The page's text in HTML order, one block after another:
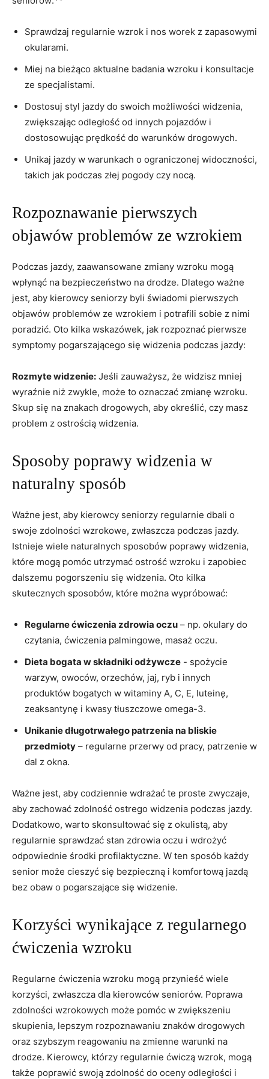
Sprawdzaj regularnie wzrok⁤ i nos worek z zapasowymi
okularami.
Miej na bieżąco aktualne badania wzroku i konsultacje ​
ze specjalistami.
Dostosuj styl‍ jazdy do swoich ⁢możliwości widzenia,
zwiększając odległość od ⁣innych pojazdów i
dostosowując prędkość do warunków drogowych.
Unikaj jazdy​ w warunkach o ograniczonej​ widoczności,
takich jak‌ podczas złej pogody czy nocą.
Rozpoznawanie pierwszych​
objawów problemów ze‌ wzrokiem
Podczas jazdy, zaawansowane zmiany ⁣wzroku mogą
‌wpłynąć na bezpieczeństwo na drodze. Dlatego‌ ważne
jest, aby kierowcy seniorzy byli świadomi pierwszych
objawów problemów ze wzrokiem i‍ potrafili sobie z nimi
poradzić. Oto kilka wskazówek, ​jak rozpoznać pierwsze
symptomy pogarszającego się widzenia podczas jazdy:
Rozmyte widzenie: ⁣Jeśli​ zauważysz,‌ że widzisz mniej
wyraźnie ​niż zwykle, może to oznaczać zmianę wzroku.
Skup się na‌ znakach ⁢drogowych, aby określić, czy masz
problem z ostrością widzenia.
Sposoby poprawy widzenia w
naturalny⁣ sposób
Ważne jest,​ aby kierowcy seniorzy‌ regularnie‍ dbali o
swoje zdolności wzrokowe, zwłaszcza​ podczas jazdy.
Istnieje wiele naturalnych sposobów poprawy widzenia,
które mogą pomóc utrzymać⁢ ostrość⁢ wzroku⁣ i zapobiec
dalszemu ​pogorszeniu się widzenia. Oto ⁤kilka
skutecznych sposobów,‌ które można ⁣wypróbować:
Regularne ‍ćwiczenia zdrowia oczu – ​np. okulary do
czytania, ćwiczenia palmingowe, masaż oczu.
Dieta bogata w​ składniki ​odżywcze ​- spożycie
warzyw, owoców, orzechów, ​jaj, ryb i innych
produktów bogatych w witaminy A, ⁢C, E, luteinę,
zeaksantynę i kwasy tłuszczowe ⁤omega-3.
Unikanie długotrwałego patrzenia⁤ na bliskie
przedmioty – regularne‍ przerwy od pracy, patrzenie w
‍dal‍ z ⁤okna.
Ważne jest,‌ aby codziennie wdrażać te proste zwyczaje,
aby zachować zdolność ostrego widzenia podczas⁢ jazdy.
⁣Dodatkowo, ⁢warto⁤ skonsultować się z‌ okulistą, aby
regularnie ​sprawdzać stan zdrowia oczu i wdrożyć
odpowiednie⁤ środki profilaktyczne. W ten sposób każdy
senior może cieszyć się bezpieczną i ​komfortową ‍jazdą
bez obaw o pogarszające⁢ się⁤ widzenie.
Korzyści wynikające⁣ z regularnego
ćwiczenia wzroku
Regularne ćwiczenia wzroku mogą przynieść wiele
korzyści, zwłaszcza dla kierowców seniorów. Poprawa
zdolności wzrokowych‍ może pomóc w zwiększeniu
skupienia, lepszym rozpoznawaniu ​znaków drogowych
oraz szybszym reagowaniu na zmienne⁤ warunki na
drodze. Kierowcy, którzy regularnie ćwiczą wzrok, mogą
także ⁢poprawić swoją zdolność​ do oceny odległości ‍i